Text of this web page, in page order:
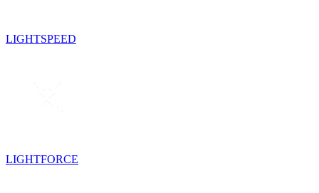
LIGHTSPEED
LIGHTFORCE